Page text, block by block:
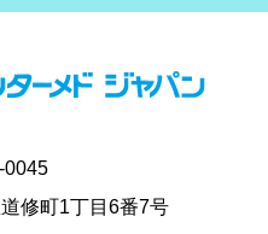
0045
修町1丁目6番7号